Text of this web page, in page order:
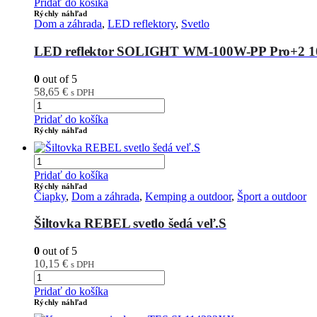
Pridať do košíka
Rýchly náhľad
Dom a záhrada, LED reflektory, Svetlo
LED reflektor SOLIGHT WM-100W-PP Pro+2
0 out of 5
58,65 € s DPH
Pridať do košíka
Rýchly náhľad
Pridať do košíka
Rýchly náhľad
Čiapky, Dom a záhrada, Kemping a outdoor, Šport a outdoor
Šiltovka REBEL svetlo šedá veľ.S
0 out of 5
10,15 € s DPH
Pridať do košíka
Rýchly náhľad